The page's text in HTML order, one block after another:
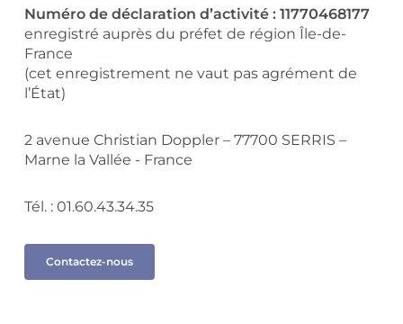
Numéro de déclaration d’activité : 11770468177
enregistré auprès du préfet de région Île-de-
France
(cet enregistrement ne vaut pas agrément de
l’État)
2 avenue Christian Doppler – 77700 SERRIS –
Marne la Vallée - France
Tél. : 01.60.43.34.35
Contactez-nous